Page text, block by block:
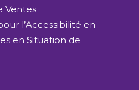
Ventes
l’Accessibilité en
en Situation de